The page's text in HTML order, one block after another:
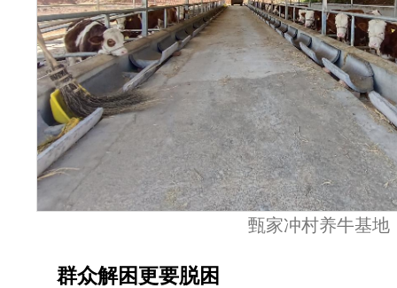
甄家冲村养牛基地
群众解困更要脱困